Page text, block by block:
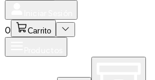
0 Carrito